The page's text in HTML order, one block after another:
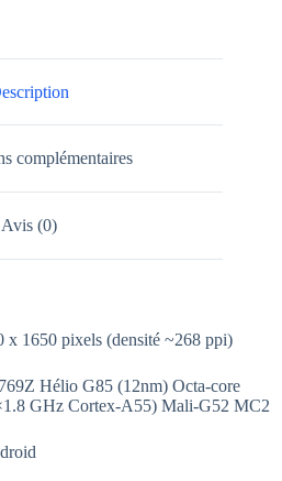
complémentaires
Avis (0)
x 1650 pixels (densité ~268 ppi)
Hélio G85 (12nm) Octa-core
GHz Cortex-A55) Mali-G52 MC2